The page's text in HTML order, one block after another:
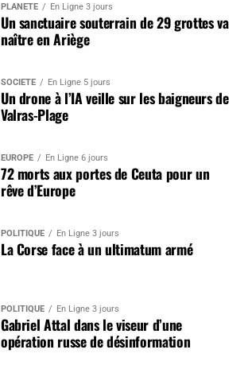
PLANÈTE En Ligne 3 jours
Un sanctuaire souterrain de 29 grottes va
naître en Ariège
SOCIÉTÉ En Ligne 5 jours
Un drone à l’IA veille sur les baigneurs de
Valras-Plage
EUROPE En Ligne 6 jours
72 morts aux portes de Ceuta pour un
rêve d’Europe
POLITIQUE En Ligne 3 jours
La Corse face à un ultimatum armé
POLITIQUE En Ligne 3 jours
Gabriel Attal dans le viseur d’une
opération russe de désinformation